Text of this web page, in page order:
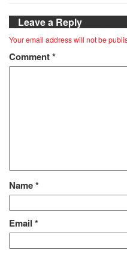
Leave a Reply
Your email address will not be
Comment*
Name*
Email *